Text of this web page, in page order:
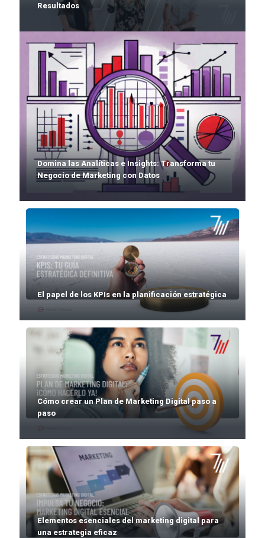
Resultados
Domina las Analíticas e Insights: Transforma tu
Negocio de Marketing con Datos
El papel de los KPIs en la planificación estratégica
Cómo crear un Plan de Marketing Digital paso a
paso
Elementos esenciales del marketing digital para
una estrategia eficaz